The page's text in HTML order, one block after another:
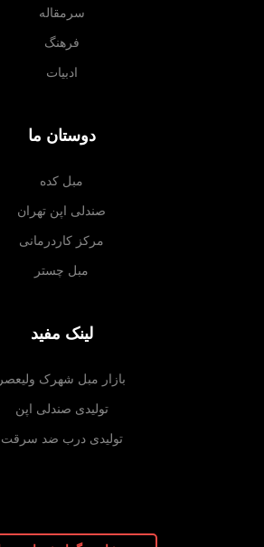
سرمقاله
فرهنگ
ادبیات
دوستان ما
مبل کده
صندلی اپن تهران
مرکز کاردرمانی
مبل چستر
لینک مفید
بازار مبل شهرک ولیعصر
تولیدی صندلی اپن
تولیدی درب ضد سرقت